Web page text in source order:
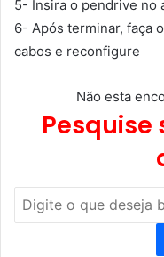
5- Insira o pendrive no
6- Após terminar, faça
cabos e reconfigure
Não esta